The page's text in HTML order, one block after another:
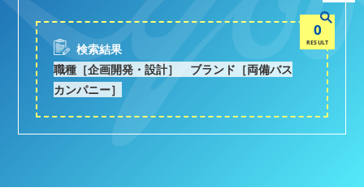
検索結果
職種［企画開発・設計］ ブランド［両備バス
カンパニー］
0
RESULT